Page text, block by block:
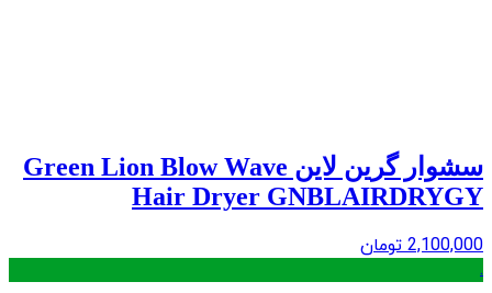
سشوار گرین لاین Green Lion Blow Wave
Hair Dryer GNBLAIRDRYGY
2,100,000 تومان
.